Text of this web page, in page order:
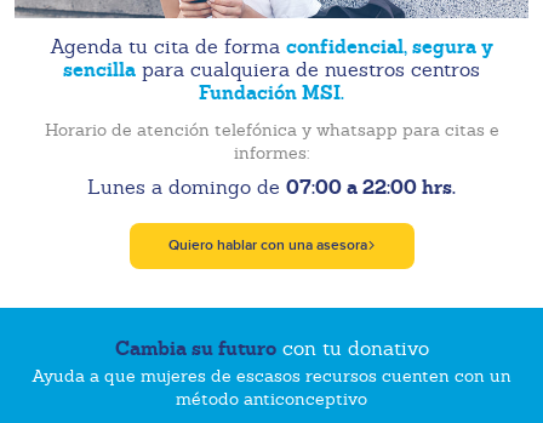
Agenda tu cita de forma confidencial, segura y
sencilla para cualquiera de nuestros centros
Fundación MSI.
Horario de atención telefónica y whatsapp para citas e
informes:
Lunes a domingo de 07:00 a 22:00 hrs.
Quiero hablar con una asesora
Cambia su futurocon tu donativo
Ayuda a que mujeres de escasos recursos cuenten con un
método anticonceptivo